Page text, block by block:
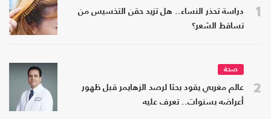
1
دراسة تحذر النساء.. هل تزيد حقن التخسيس من
تساقط الشعر؟
2
صحة
عالم مغربي يقود بحثا لرصد الزهايمر قبل ظهور
أعراضه بسنوات.. تعرف عليه